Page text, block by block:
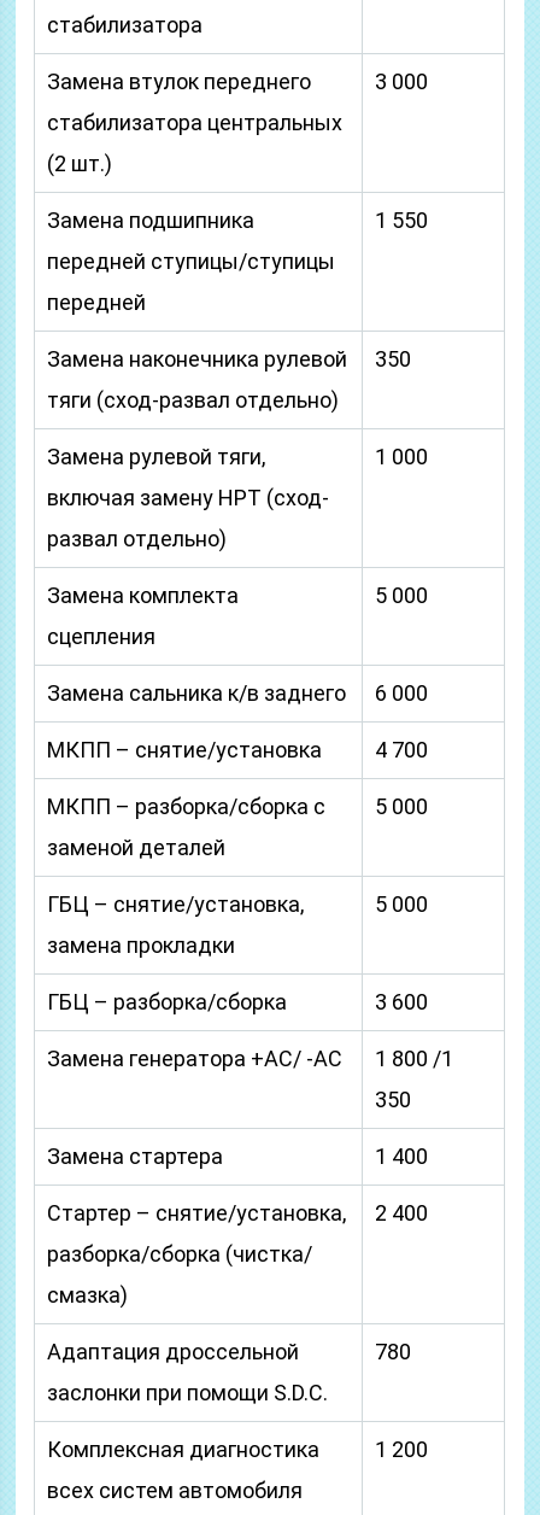
стабилизатора
Замена втулок переднего
стабилизатора центральных
(2 шт.)
3 000
Замена подшипника
передней ступицы/ступицы
передней
1 550
Замена наконечника рулевой
тяги (сход-развал отдельно)
350
Замена рулевой тяги,
включая замену НРТ (сход-
развал отдельно)
1 000
Замена комплекта
сцепления
5 000
Замена сальника к/в заднего 6 000
МКПП – снятие/установка 4 700
МКПП – разборка/сборка с
заменой деталей
5 000
ГБЦ – снятие/установка,
замена прокладки
5 000
ГБЦ – разборка/сборка 3 600
Замена генератора +AC/ -AC
1 800 /1
350
Замена стартера 1 400
Стартер – снятие/установка,
разборка/сборка (чистка/
смазка)
2 400
Адаптация дроссельной
заслонки при помощи S.D.C.
780
Комплексная диагностика
всех систем автомобиля
1 200